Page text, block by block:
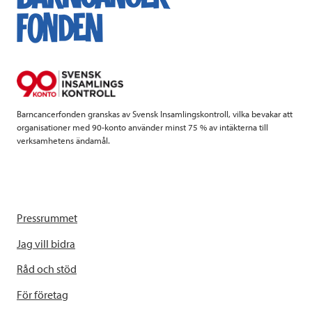
b
k
t
e
Barncancerfonden granskas av Svensk Insamlingskontroll, vilka bevakar att
organisationer med 90-konto använder minst 75 % av intäkterna till
verksamhetens ändamål.
Pressrummet
Jag vill bidra
Råd och stöd
För företag